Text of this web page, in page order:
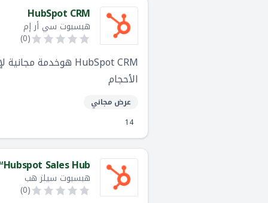
HubSpot CRM
هبسبوت سي أر إم
(
0
)
الأحجام
عرض مجاني
14
Hubspot Sales Hub™
هبسبوت سيلز هب
(
0
)